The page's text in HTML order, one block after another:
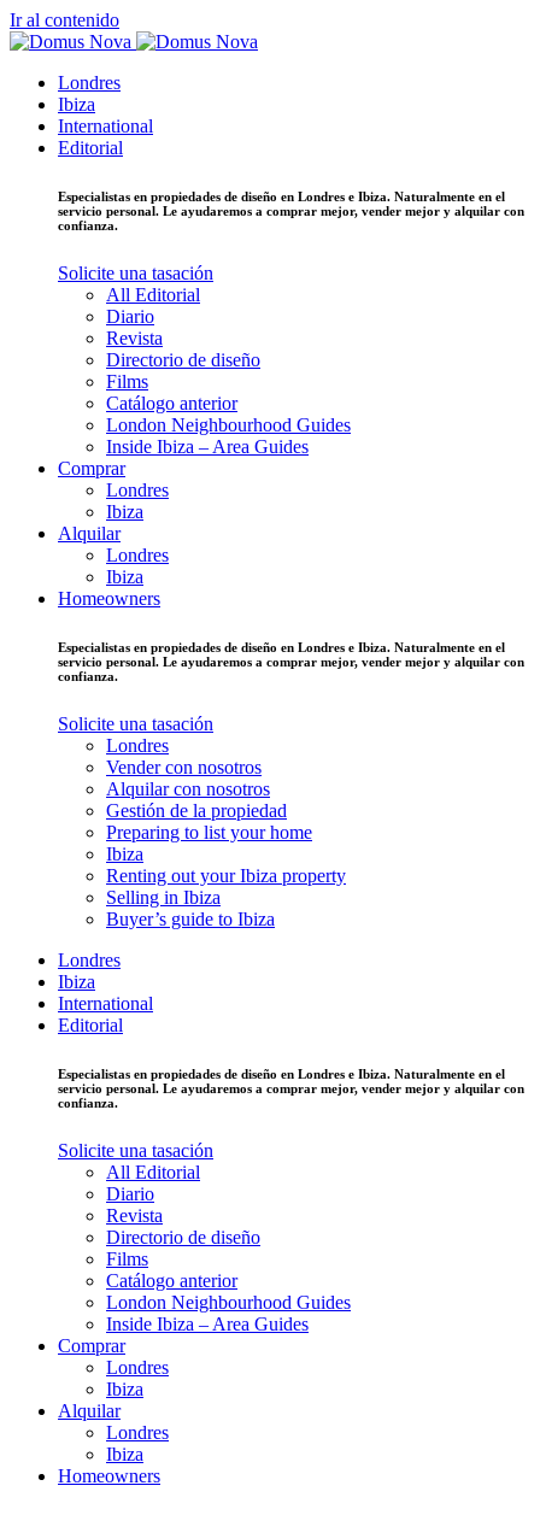
Ir al contenido
Londres
Ibiza
International
Editorial
Especialistas en propiedades de diseño en Londres e Ibiza. Naturalmente en el
servicio personal. Le ayudaremos a comprar mejor, vender mejor y alquilar con
confianza.
Solicite una tasación
All Editorial
Diario
Revista
Directorio de diseño
Films
Catálogo anterior
London Neighbourhood Guides
Inside Ibiza – Area Guides
Comprar
Londres
Ibiza
Alquilar
Londres
Ibiza
Homeowners
Especialistas en propiedades de diseño en Londres e Ibiza. Naturalmente en el
servicio personal. Le ayudaremos a comprar mejor, vender mejor y alquilar con
confianza.
Solicite una tasación
Londres
Vender con nosotros
Alquilar con nosotros
Gestión de la propiedad
Preparing to list your home
Ibiza
Renting out your Ibiza property
Selling in Ibiza
Buyer’s guide to Ibiza
Londres
Ibiza
International
Editorial
Especialistas en propiedades de diseño en Londres e Ibiza. Naturalmente en el
servicio personal. Le ayudaremos a comprar mejor, vender mejor y alquilar con
confianza.
Solicite una tasación
All Editorial
Diario
Revista
Directorio de diseño
Films
Catálogo anterior
London Neighbourhood Guides
Inside Ibiza – Area Guides
Comprar
Londres
Ibiza
Alquilar
Londres
Ibiza
Homeowners